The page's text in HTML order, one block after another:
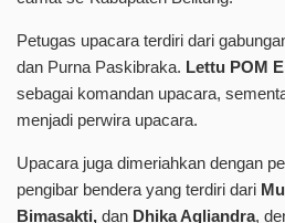
Petugas upacara terdiri dari
dan Purna Paskibraka. Lettu POM
sebagai komandan upacara,
menjadi perwira upacara.
Upacara juga dimeriahkan dengan
pengibar bendera yang terdiri dari
Bimasakti, dan Dhika Agliandra,